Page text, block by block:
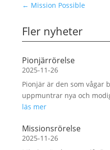
← Mission Possible
Fler nyheter
Pionjärrörelse
2025-11-26
Pionjär är den som vågar
uppmuntrar nya och
läs mer
Missionsrörelse
2025-11-26